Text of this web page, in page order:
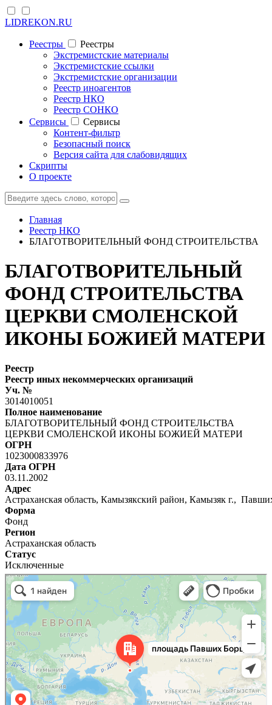
LIDREKON.RU
Реестры
Реестры
Экстремистские материалы
Экстремистские ссылки
Экстремистские организации
Реестр иноагентов
Реестр НКО
Реестр СОНКО
Cервисы
Cервисы
Контент-фильтр
Безопасный поиск
Версия сайта для слабовидящих
Скрипты
О проекте
Главная
Реестр НКО
БЛАГОТВОРИТЕЛЬНЫЙ ФОНД СТРОИТЕЛЬСТВА
БЛАГОТВОРИТЕЛЬНЫЙ
ФОНД СТРОИТЕЛЬСТВА
ЦЕРКВИ СМОЛЕНСКОЙ
ИКОНЫ БОЖИЕЙ МАТЕРИ
Реестр
Реестр иных некоммерческих организаций
Уч. №
3014010051
Полное наименование
БЛАГОТВОРИТЕЛЬНЫЙ ФОНД СТРОИТЕЛЬСТВА
ЦЕРКВИ СМОЛЕНСКОЙ ИКОНЫ БОЖИЕЙ МАТЕРИ
ОГРН
1023000833976
Дата ОГРН
03.11.2002
Адрес
Астраханская область, Камызякский район, Камызяк г.,
Форма
Фонд
Регион
Астраханская область
Статус
Исключенные